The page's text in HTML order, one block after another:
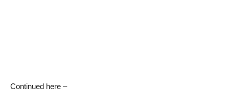
Continued here –